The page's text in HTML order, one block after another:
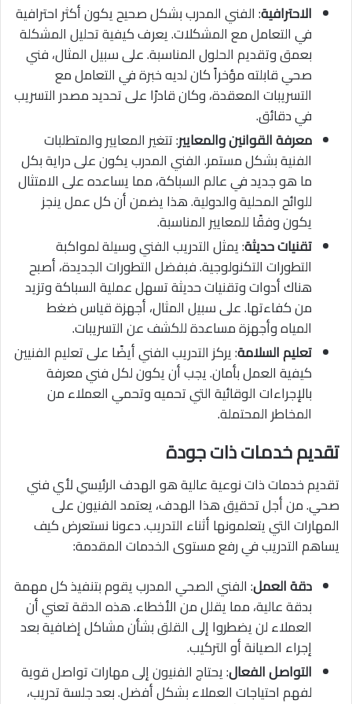
الاحترافية: الفني المدرب بشكل صحيح يكون أكثر احترافية
في التعامل مع المشكلات. يعرف كيفية تحليل المشكلة
بعمق وتقديم الحلول المناسبة. على سبيل المثال، فني
صحي قابلته مؤخراً كان لديه خبرة في التعامل مع
التسريبات المعقدة، وكان قادرًا على تحديد مصدر التسريب
في دقائق.
معرفة القوانين والمعايير: تتغير المعايير والمتطلبات
الفنية بشكل مستمر. الفني المدرب يكون على دراية بكل
ما هو جديد في عالم السباكة، مما يساعده على الامتثال
للوائح المحلية والدولية. هذا يضمن أن كل عمل ينجز
يكون وفقًا للمعايير المناسبة.
تقنيات حديثة: يمثل التدريب الفني وسيلة لمواكبة
التطورات التكنولوجية. فبفضل التطورات الجديدة، أصبح
هناك أدوات وتقنيات حديثة تسهل عملية السباكة وتزيد
من كفاءتها. على سبيل المثال، أجهزة قياس ضغط
المياه وأجهزة مساعدة للكشف عن التسريبات.
تعليم السلامة: يركز التدريب الفني أيضًا على تعليم الفنيين
كيفية العمل بأمان. يجب أن يكون لكل فني معرفة
بالإجراءات الوقائية التي تحميه وتحمي العملاء من
المخاطر المحتملة.
تقديم خدمات ذات جودة
تقديم خدمات ذات نوعية عالية هو الهدف الرئيسي لأي فني
صحي. من أجل تحقيق هذا الهدف، يعتمد الفنيون على
المهارات التي يتعلمونها أثناء التدريب. دعونا نستعرض كيف
يساهم التدريب في رفع مستوى الخدمات المقدمة:
دقة العمل: الفني الصحي المدرب يقوم بتنفيذ كل مهمة
بدقة عالية، مما يقلل من الأخطاء. هذه الدقة تعني أن
العملاء لن يضطروا إلى القلق بشأن مشاكل إضافية بعد
إجراء الصيانة أو التركيب.
التواصل الفعال: يحتاج الفنيون إلى مهارات تواصل قوية
لفهم احتياجات العملاء بشكل أفضل. بعد جلسة تدريب،